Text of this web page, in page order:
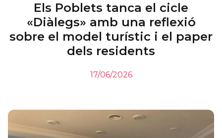
Els Poblets tanca el cicle
«Diàlegs» amb una reflexió
sobre el model turístic i el paper
dels residents
17/06/2026